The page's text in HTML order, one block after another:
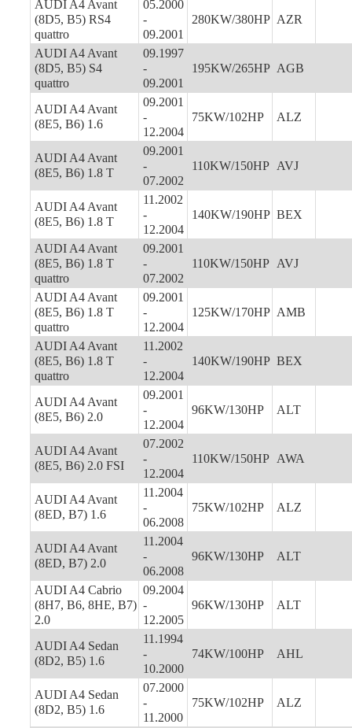
AUDI A4 Avant
(8D5, B5) RS4
quattro
05.2000
-
09.2001
280KW/380HP AZR
AUDI A4 Avant
(8D5, B5) S4
quattro
09.1997
-
09.2001
195KW/265HP AGB
AUDI A4 Avant
(8E5, B6) 1.6
09.2001
-
12.2004
75KW/102HP ALZ
AUDI A4 Avant
(8E5, B6) 1.8 T
09.2001
-
07.2002
110KW/150HP AVJ
AUDI A4 Avant
(8E5, B6) 1.8 T
11.2002
-
12.2004
140KW/190HP BEX
AUDI A4 Avant
(8E5, B6) 1.8 T
quattro
09.2001
-
07.2002
110KW/150HP AVJ
AUDI A4 Avant
(8E5, B6) 1.8 T
quattro
09.2001
-
12.2004
125KW/170HP AMB
AUDI A4 Avant
(8E5, B6) 1.8 T
quattro
11.2002
-
12.2004
140KW/190HP BEX
AUDI A4 Avant
(8E5, B6) 2.0
09.2001
-
12.2004
96KW/130HP ALT
AUDI A4 Avant
(8E5, B6) 2.0 FSI
07.2002
-
12.2004
110KW/150HP AWA
AUDI A4 Avant
(8ED, B7) 1.6
11.2004
-
06.2008
75KW/102HP ALZ
AUDI A4 Avant
(8ED, B7) 2.0
11.2004
-
06.2008
96KW/130HP ALT
AUDI A4 Cabrio
(8H7, B6, 8HE, B7)
2.0
09.2004
-
12.2005
96KW/130HP ALT
AUDI A4 Sedan
(8D2, B5) 1.6
11.1994
-
10.2000
74KW/100HP AHL
AUDI A4 Sedan
(8D2, B5) 1.6
07.2000
-
11.2000
75KW/102HP ALZ